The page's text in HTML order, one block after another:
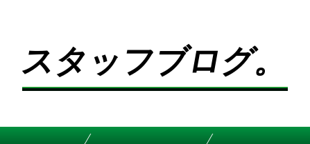
スタッフブログ。